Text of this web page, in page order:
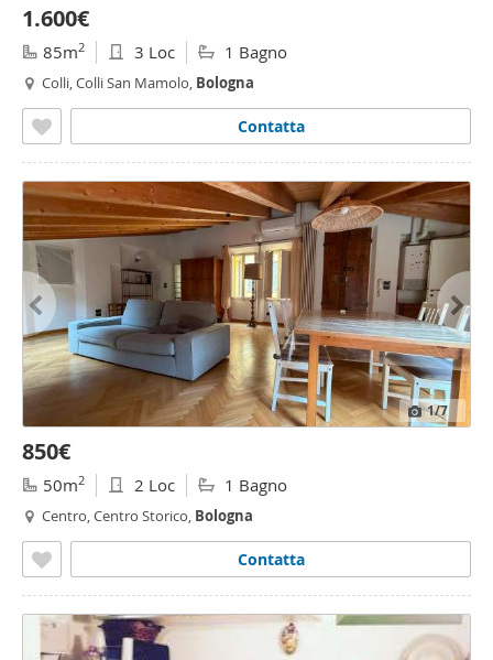
1.600€
85m2 3 Loc 1 Bagno
Colli, Colli San Mamolo, Bologna
Contatta
1/7
850€
50m2 2 Loc 1 Bagno
Centro, Centro Storico, Bologna
Contatta